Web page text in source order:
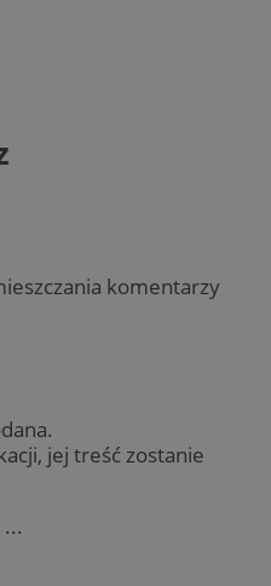
komentarzy
jej treść zostanie